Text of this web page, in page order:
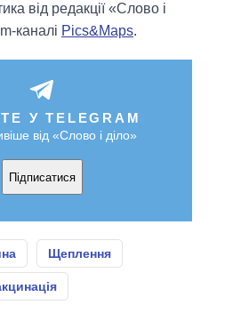
від редакції «Слово і
каналі Pics&Maps.
У TELEGRAM
від «Слово і діло»
Підписатися
Щеплення